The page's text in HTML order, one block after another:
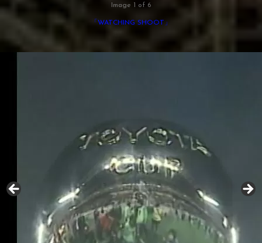
Image 1 of 6
「WATCHING SHOOT」